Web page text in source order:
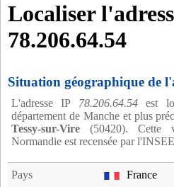
Localiser
78.206.64.54
Situation géographique de
L'adresse IP 78.206.64.54est
département de Manche et plus
Tessy-sur-Vire (50420). Cette
Normandie est recensée par
Pays France